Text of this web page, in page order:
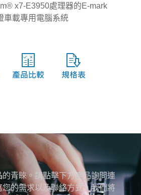
x7-E3950處理器的E-mark
車載專用電腦系統
青睞。請點擊下方產品詢問連
的需求以及聯絡方式，我們將